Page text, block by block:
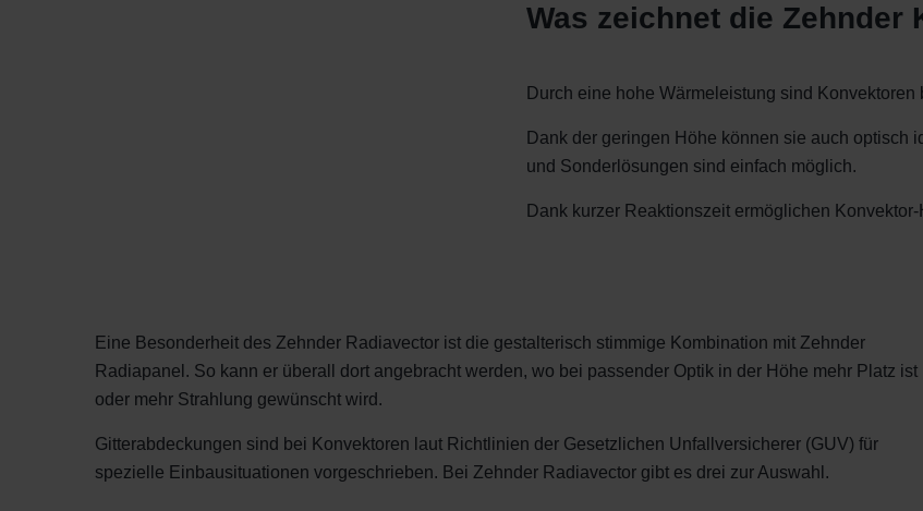
Was zeichnet die Zehnder
Durch eine hohe Wärmeleistung sind
Dank der geringen Höhe können sie auch optisch
und Sonderlösungen sind einfach möglich.
Dank kurzer Reaktionszeit ermöglichen
Eine Besonderheit des Zehnder Radiavector ist die gestalterisch stimmige Kombination mit Zehnder
Radiapanel. So kann er überall dort angebracht werden, wo bei passender Optik in der Höhe mehr Platz ist
oder mehr Strahlung gewünscht wird.
Gitterabdeckungen sind bei Konvektoren laut Richtlinien der Gesetzlichen Unfallversicherer (GUV) für
spezielle Einbausituationen vorgeschrieben. Bei Zehnder Radiavector gibt es drei zur Auswahl.